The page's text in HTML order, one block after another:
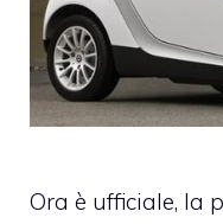
Ora è ufficiale, la